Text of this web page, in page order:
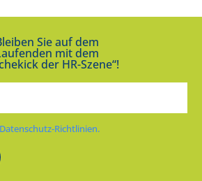
Sie auf dem
mit dem
der HR-Szene“!
Richtlinien.